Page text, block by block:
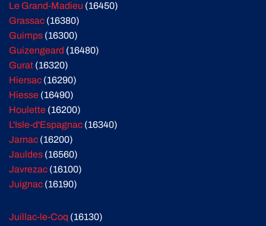
Le Grand-Madieu (16450)
Grassac (16380)
Guimps (16300)
Guizengeard (16480)
Gurat (16320)
Hiersac (16290)
Hiesse (16490)
Houlette (16200)
L'Isle-d'Espagnac (16340)
Jarnac (16200)
Jauldes (16560)
Javrezac (16100)
Juignac (16190)
Juillac-le-Coq (16130)